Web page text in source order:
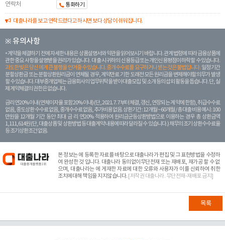
연락처
통화하기
대출나라를 보고 연락드렸다고 하시면 보다 상담이 쉬워집니다.
※ 유의사항
계약을 체결하기 전에 자세한 내용은 상품설명서와 약관을 읽어보시기 바랍니다. 관계 법령에 따라 금융상품에
관한 중요 사항을 설명받을 권리가 있습니다. 대 출 시 귀하의 신용등급 또는 개인신용평점이 하락할 수 있습니다.
과도한 빚은 당신 에게 큰 불행을 안겨줄 수 있습니다. 중개수수료를 요구하거나 받는 것은 불법입니다. 일정 기간
분할상환금 또는 분할상환원리금이 연체될 경우, 계약만료 기한 도래전 모든 원리금을 변제해야할 의무가 발생
할 수 있습니다. 대부중개업체는 금융회사의 업무위탁을 받아 대출모집 및 소개 등의 섭외 활동을 돕습니다. 단, 실
제 계약체결의 권한은 없습니다.
금리 연20% 이내 (연체이자율 포함 20% 이내) (단, 2021. 7. 7부터 체결, 갱신, 연장되는 계 약에 한함), 취급수수료
없음, 중도상환 수수료 없음, 중개수수료 없음, 추가비용 없음. 상환기간 : 12개월 ~ 60개월 / 총 대출 비용 예시 : 100
만원을 12개월 기간 동안 최대 금 리 연20% 적용하여 원리금균등상환방법으로 이용하는 경우 총 상환금액
1,111,614원 (단, 대출상품 및 상환방법 등 대출계약 내용에 따라 달라질 수 있습니다.) 채무의 조기 상환수수료율
등 조기상환조건 없음.
본 정보는에 등록한 자료를 바탕으로 대출나라가 편집 및 그 표현방법을 수정하
여 완성한 것 입니다. 대출나라 동의없이무단전재 또는 재배포, 재가공 할 수 없
으며, 대출나라는 에 게재한 자료에 대한 오류와 사용자가 이를 신뢰하여 취한
조치에대해 책임을 지지않습니다. [저작권 대출나라. 무단전재-재배포 금지]
목록